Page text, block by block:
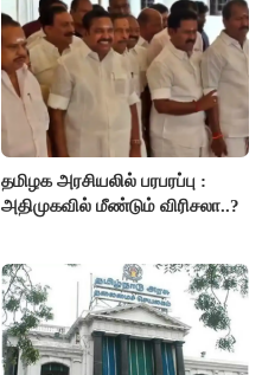
தமிழக அரசியலில் பரபரப்பு :
அதிமுகவில் மீண்டும் விரிசலா..?